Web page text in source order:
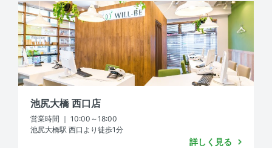
池尻大橋 西口店
営業時間 ｜ 10:00～18:00
池尻大橋駅 西口より徒歩1分
詳しく見る